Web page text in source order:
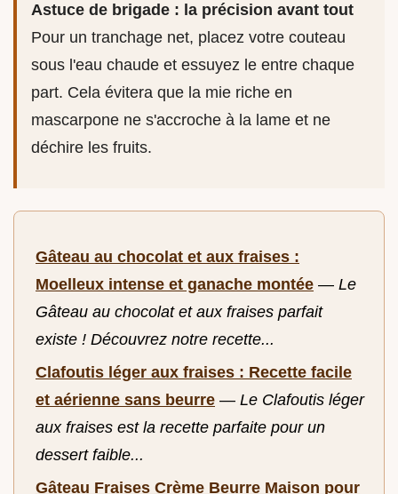
Astuce de brigade : la précision avant tout
Pour un tranchage net, placez votre couteau
sous l'eau chaude et essuyez le entre chaque
part. Cela évitera que la mie riche en
mascarpone ne s'accroche à la lame et ne
déchire les fruits.
Gâteau au chocolat et aux fraises :
Moelleux intense et ganache montée — Le
Gâteau au chocolat et aux fraises parfait
existe ! Découvrez notre recette...
Clafoutis léger aux fraises : Recette facile
et aérienne sans beurre — Le Clafoutis léger
aux fraises est la recette parfaite pour un
dessert faible...
Gâteau Fraises Crème Beurre Maison pour